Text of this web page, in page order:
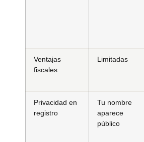
Ventajas
fiscales
Limitadas
Privacidad en
registro
Tu nombre
aparece
público